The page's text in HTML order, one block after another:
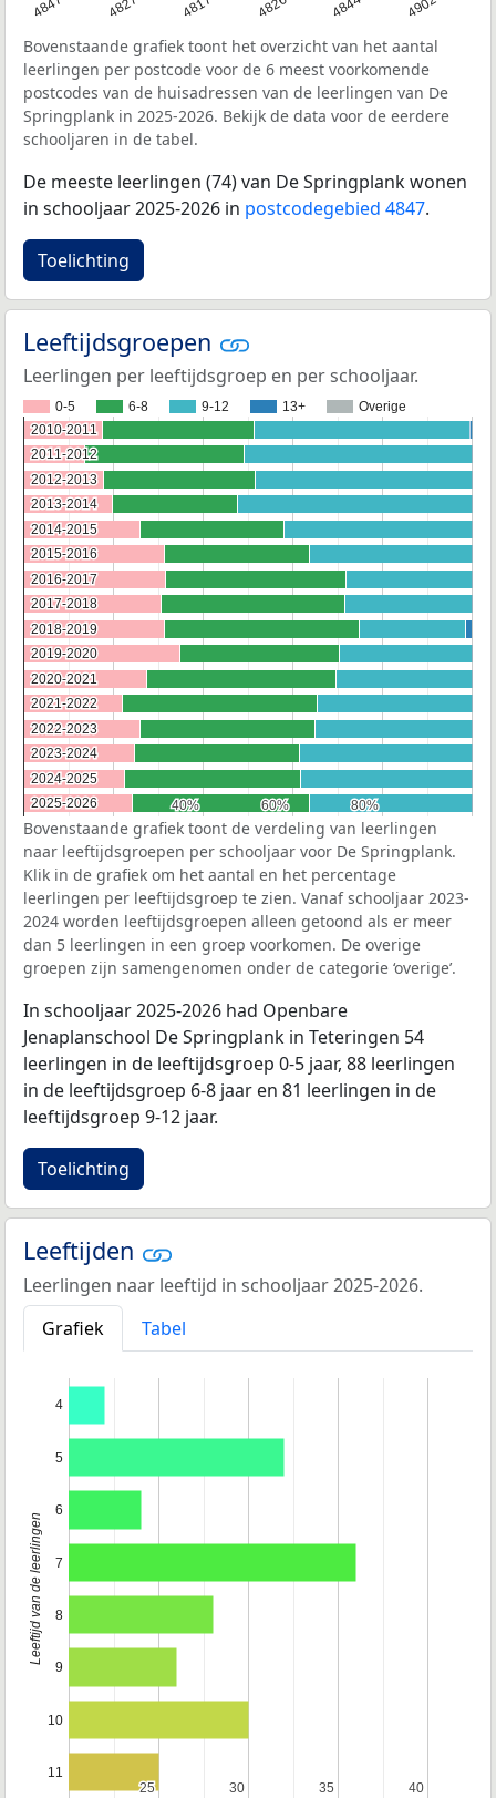
Bovenstaande grafiek toont het overzicht van het aantal
leerlingen per postcode voor de 6 meest voorkomende
postcodes van de huisadressen van de leerlingen van De
Springplank in 2025-2026. Bekijk de data voor de eerdere
schooljaren in de tabel.
De meeste leerlingen (74) van De Springplank wonen
in schooljaar 2025-2026 in postcodegebied 4847.
Toelichting
Leeftijdsgroepen
Leerlingen per leeftijdsgroep en per schooljaar.
0-5 6-8 9-12 13+ Overige
40%
40% 60%
60% 80%
80%
2010-2011
2010-2011
2011-2012
2011-2012
2012-2013
2012-2013
2013-2014
2013-2014
2014-2015
2014-2015
2015-2016
2015-2016
2016-2017
2016-2017
2017-2018
2017-2018
2018-2019
2018-2019
2019-2020
2019-2020
2020-2021
2020-2021
2021-2022
2021-2022
2022-2023
2022-2023
2023-2024
2023-2024
2024-2025
2024-2025
2025-2026
2025-2026
Bovenstaande grafiek toont de verdeling van leerlingen
naar leeftijdsgroepen per schooljaar voor De Springplank.
Klik in de grafiek om het aantal en het percentage
leerlingen per leeftijdsgroep te zien. Vanaf schooljaar 2023-
2024 worden leeftijdsgroepen alleen getoond als er meer
dan 5 leerlingen in een groep voorkomen. De overige
groepen zijn samengenomen onder de categorie ‘overige’.
In schooljaar 2025-2026 had Openbare
Jenaplanschool De Springplank in Teteringen 54
leerlingen in de leeftijdsgroep 0-5 jaar, 88 leerlingen
in de leeftijdsgroep 6-8 jaar en 81 leerlingen in de
leeftijdsgroep 9-12 jaar.
Toelichting
Leeftijden
Leerlingen naar leeftijd in schooljaar 2025-2026.
Grafiek
Tabel
25
25 30
30 35
35 40
40
4
5
6
7
8
9
10
11
Leeftijd van de leerlingen